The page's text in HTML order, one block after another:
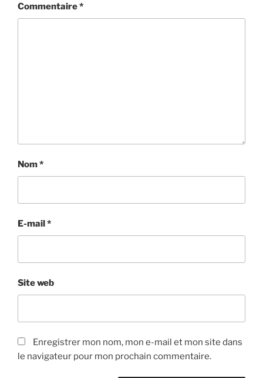
Commentaire*
Nom*
E-mail*
Site web
Enregistrer mon nom, mon e-mail et mon site dans
le navigateur pour mon prochain commentaire.